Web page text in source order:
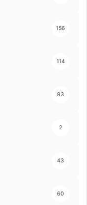
156
114
83
2
43
60